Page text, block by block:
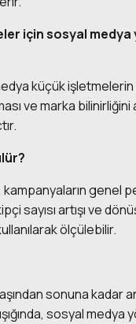
için sosyal
küçük
ve marka bilinirliğini
kampanyaların genel
sayısı artışı ve
ölçülebilir.
sonuna kadar
sosyal medya